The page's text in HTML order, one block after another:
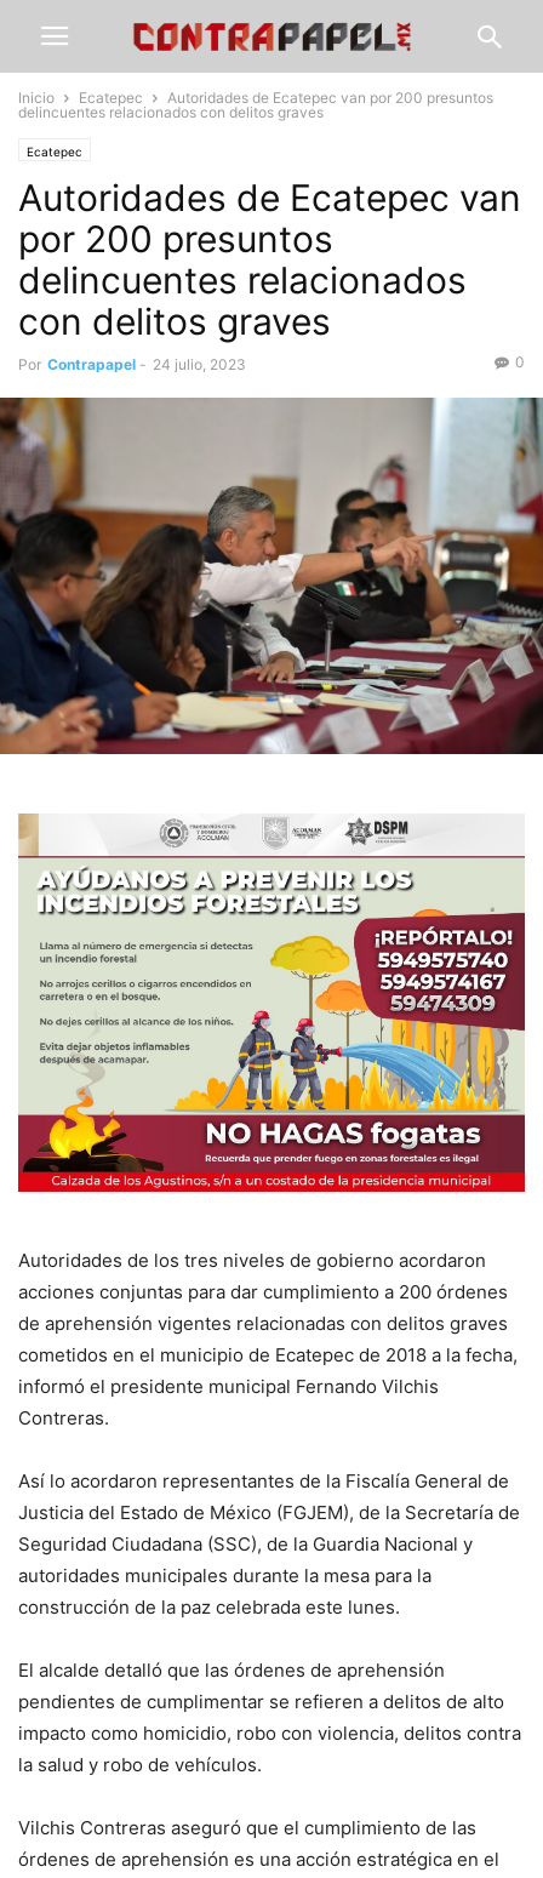
Inicio Ecatepec
Autoridades de Ecatepec van por 200 presuntos
delincuentes relacionados con delitos graves
Ecatepec
Autoridades de Ecatepec van
por 200 presuntos
delincuentes relacionados
con delitos graves
Por Contrapapel - 24 julio, 2023 0
Autoridades de los tres niveles de gobierno acordaron
acciones conjuntas para dar cumplimiento a 200 órdenes
de aprehensión vigentes relacionadas con delitos graves
cometidos en el municipio de Ecatepec de 2018 a la fecha,
informó el presidente municipal Fernando Vilchis
Contreras.
Así lo acordaron representantes de la Fiscalía General de
Justicia del Estado de México (FGJEM), de la Secretaría de
Seguridad Ciudadana (SSC), de la Guardia Nacional y
autoridades municipales durante la mesa para la
construcción de la paz celebrada este lunes.
El alcalde detalló que las órdenes de aprehensión
pendientes de cumplimentar se refieren a delitos de alto
impacto como homicidio, robo con violencia, delitos contra
la salud y robo de vehículos.
Vilchis Contreras aseguró que el cumplimiento de las
órdenes de aprehensión es una acción estratégica en el